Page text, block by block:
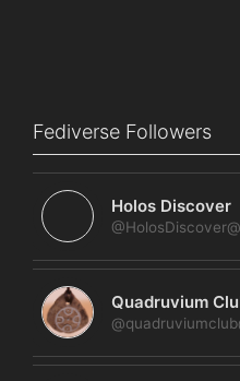
Fediverse Followers
Holos Discover
Quadruvium